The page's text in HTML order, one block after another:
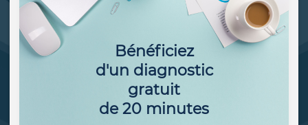
Bénéficiez
d'un diagnostic
gratuit
de 20 minutes